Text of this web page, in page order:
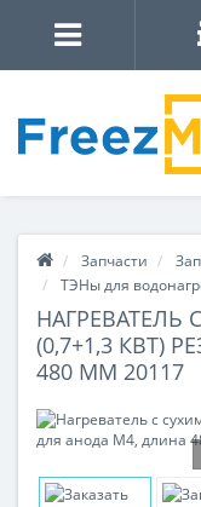
Запчасти
ТЭНы для
НАГРЕВАТЕЛЬ
(0,7+1,3 КВТ)
480 ММ 20117